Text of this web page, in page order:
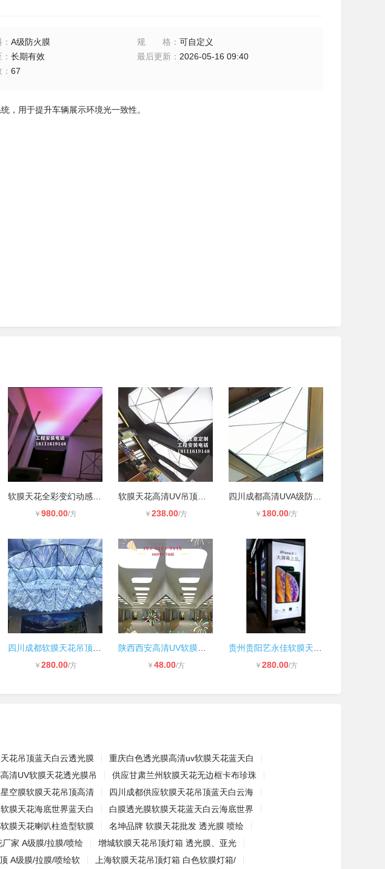
： A级防火膜 规格 ：可自定义
： 长期有效 最后更新 ： 2026-05-16 09:40
： 67
，用于提升车辆展示环境光一致性。
￥ 980.00/方 ￥ 238.00/方 ￥ 180.00/方
￥ 280.00/方 ￥ 48.00/方 ￥ 280.00/方
花吊顶蓝天白云透光膜
重庆白色透光膜高清uv软膜天花蓝天白
清UV软膜天花透光膜吊
供应甘肃兰州软膜天花无边框卡布珍珠
空膜软膜天花吊顶高清
四川成都供应软膜天花吊顶蓝天白云海
膜天花海底世界蓝天白
白膜透光膜软膜天花蓝天白云海底世界
膜天花喇叭柱造型软膜
名坤品牌 软膜天花批发 透光膜 喷绘
家 A级膜/拉膜/喷绘
增城软膜天花吊顶灯箱 透光膜、亚光
A级膜/拉膜/喷绘软
上海软膜天花吊顶灯箱 白色软膜灯箱/